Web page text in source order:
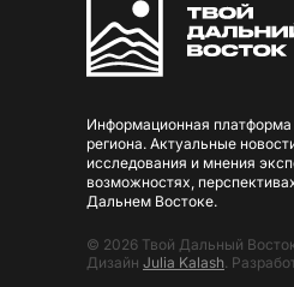
Информационная платформа
региона. Актуальные
исследования и мнения
возможностях,
Дальнем Востоке.
© 2026 Твой Дальный
Дизайн Julia Kalash .